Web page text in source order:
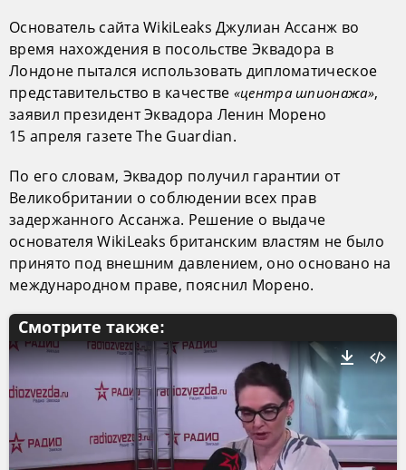
Основатель сайта WikiLeaks Джулиан Ассанж во
время нахождения в посольстве Эквадора в
Лондоне пытался использовать дипломатическое
представительство в качестве «центра шпионажа»,
заявил президент Эквадора Ленин Морено
15 апреля газете The Guardian.
По его словам, Эквадор получил гарантии от
Великобритании о соблюдении всех прав
задержанного Ассанжа. Решение о выдаче
основателя WikiLeaks британским властям не было
принято под внешним давлением, оно основано на
международном праве, пояснил Морено.
Смотрите также: